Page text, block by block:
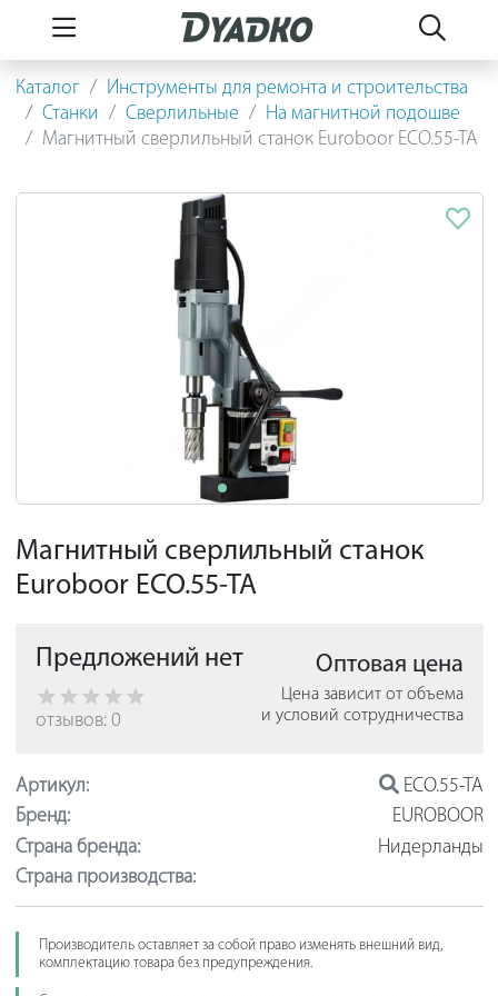
Каталог
Инструменты для ремонта и строительства
Станки
Сверлильные
На магнитной подошве
Магнитный сверлильный станок Euroboor ECO.55-TA
Магнитный сверлильный станок
Euroboor ECO.55-TA
Предложений нет
отзывов: 0
Оптовая цена
Цена зависит от объема
и условий сотрудничества
Артикул:
ECO.55-TA
Бренд:
EUROBOOR
Страна бренда:
Нидерланды
Страна производства:
Производитель оставляет за собой право изменять внешний вид,
комплектацию товара без предупреждения.